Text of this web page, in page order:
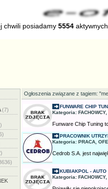
chwili posiadamy 5554aktywnych
(7)
Ogłoszenia związane z tagiem:
FUNWARE CHIP
Kategoria:
Funware Chip Tuning
PRACOWNIK
Kategoria: PRACA,
Cedrob S.A. jest
KUBIAKPOL - AUTO
Kategoria: